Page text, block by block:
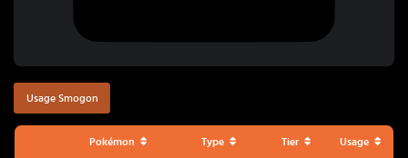
Usage Smogon
Pokémon Type Tier Usage